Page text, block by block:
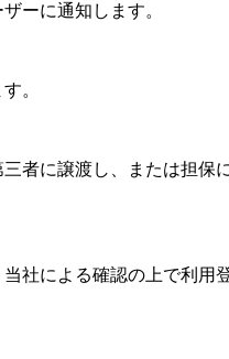
ーに通知します。
。
者に譲渡し、または担保
社による確認の上で利用